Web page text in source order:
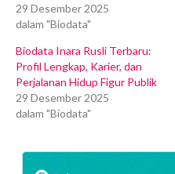
29 Desember 2025
dalam "Biodata"
Biodata Inara Rusli Terbaru:
Profil Lengkap, Karier, dan
Perjalanan Hidup Figur Publik
29 Desember 2025
dalam "Biodata"